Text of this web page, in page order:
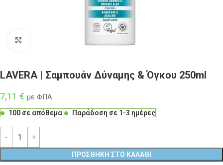
LAVERA | Σαμπουάν Δύναμης & Όγκου 250ml
7,11 € με ΦΠΑ
100 σε απόθεμα Παράδοση σε 1-3 ημέρες
ΠΡΟΣΘΉΚΗ ΣΤΟ ΚΑΛΆΘΙ